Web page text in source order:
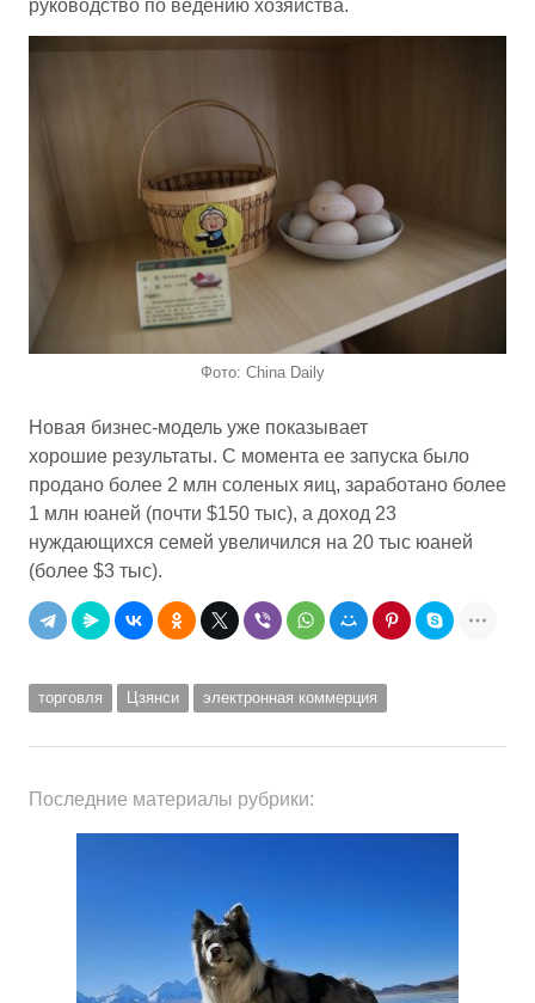
руководство по ведению хозяйства.
Фото: China Daily
Новая бизнес-модель уже показывает
хорошие результаты. С момента ее запуска было
продано более 2 млн соленых яиц, заработано более
1 млн юаней (почти $150 тыс), а доход 23
нуждающихся семей увеличился на 20 тыс юаней
(более $3 тыс).
торговля Цзянси электронная коммерция
Последние материалы рубрики: